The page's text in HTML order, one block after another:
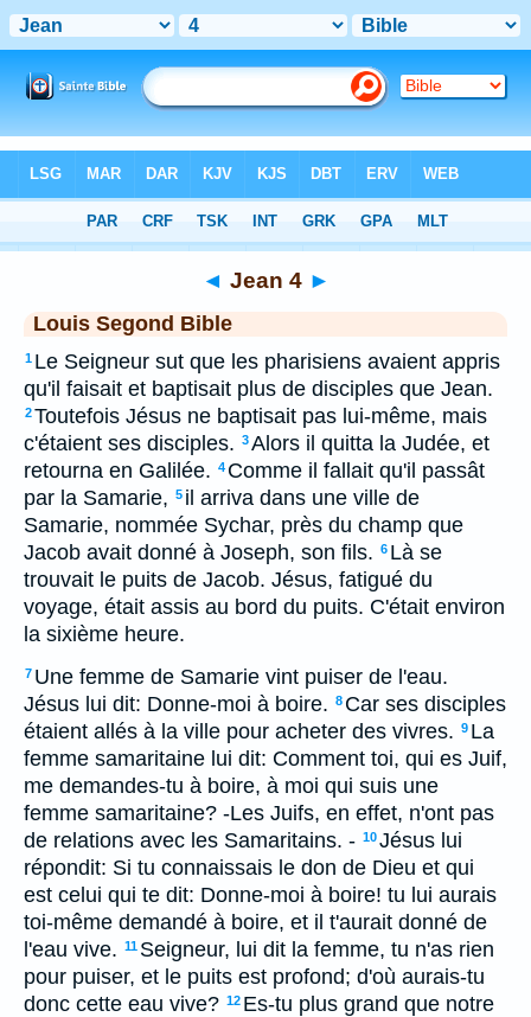
◄ Jean 4 ►
Louis Segond Bible
1 Le Seigneur sut que les pharisiens avaient appris
qu'il faisait et baptisait plus de disciples que Jean.
2Toutefois Jésus ne baptisait pas lui-même, mais
c'étaient ses disciples. 3Alors il quitta la Judée, et
retourna en Galilée. 4 Comme il fallait qu'il passât
par la Samarie, 5 il arriva dans une ville de
Samarie, nommée Sychar, près du champ que
Jacob avait donné à Joseph, son fils. 6 Là se
trouvait le puits de Jacob. Jésus, fatigué du
voyage, était assis au bord du puits. C'était environ
la sixième heure.
7 Une femme de Samarie vint puiser de l'eau.
Jésus lui dit: Donne-moi à boire. 8 Car ses disciples
étaient allés à la ville pour acheter des vivres. 9 La
femme samaritaine lui dit: Comment toi, qui es Juif,
me demandes-tu à boire, à moi qui suis une
femme samaritaine? -Les Juifs, en effet, n'ont pas
de relations avec les Samaritains. - 10Jésus lui
répondit: Si tu connaissais le don de Dieu et qui
est celui qui te dit: Donne-moi à boire! tu lui aurais
toi-même demandé à boire, et il t'aurait donné de
l'eau vive. 11 Seigneur, lui dit la femme, tu n'as rien
pour puiser, et le puits est profond; d'où aurais-tu
donc cette eau vive? 12 Es-tu plus grand que notre